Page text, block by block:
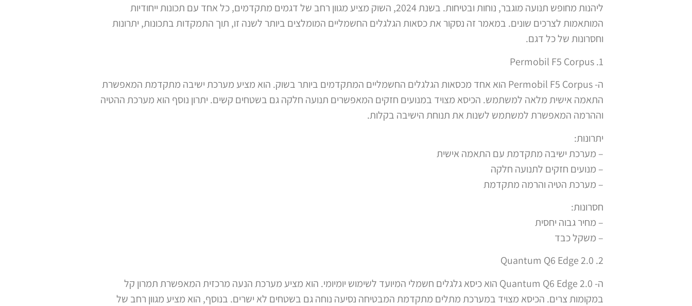
ליהנות מחופש תנועה מוגבר, נוחות ובטיחות. בשנת 2024, השוק מציע מגוון רחב של דגמים מתקדמים, כל אחד עם תכונות ייחודיות
המותאמות לצרכים שונים. במאמר זה נסקור את כסאות הגלגלים החשמליים המומלצים ביותר לשנה זו, תוך התמקדות בתכונות, יתרונות
וחסרונות של כל דגם.
1. Permobil F5 Corpus
ה- Permobil F5 Corpus הוא אחד מכסאות הגלגלים החשמליים המתקדמים ביותר בשוק. הוא מציע מערכת ישיבה מתקדמת המאפשרת
התאמה אישית מלאה למשתמש. הכיסא מצויד במנועים חזקים המאפשרים תנועה חלקה גם בשטחים קשים. יתרון נוסף הוא מערכת ההטיה
וההרמה המאפשרת למשתמש לשנות את תנוחת הישיבה בקלות.
יתרונות:
– מערכת ישיבה מתקדמת עם התאמה אישית
– מנועים חזקים לתנועה חלקה
– מערכת הטיה והרמה מתקדמת
חסרונות:
– מחיר גבוה יחסית
– משקל כבד
2. Quantum Q6 Edge 2.0
ה- Quantum Q6 Edge 2.0 הוא כיסא גלגלים חשמלי המיועד לשימוש יומיומי. הוא מציע מערכת הנעה מרכזית המאפשרת תמרון קל
במקומות צרים. הכיסא מצויד במערכת מתלים מתקדמת המבטיחה נסיעה נוחה גם בשטחים לא ישרים. בנוסף, הוא מציע מגוון רחב של